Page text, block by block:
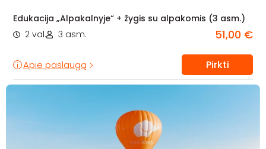
Edukacija „Alpakalnyje“ + žygis su alpakomis (3 asm.)
2 val.
3 asm. 51,00 €
Apie paslaugą Pirkti